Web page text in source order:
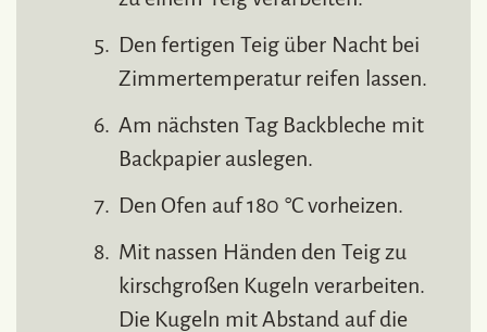
Den fertigen Teig über Nacht bei
Zimmertemperatur reifen lassen.
Am nächsten Tag Backbleche mit
Backpapier auslegen.
Den Ofen auf 180 °C vorheizen.
Mit nassen Händen den Teig zu
kirschgroßen Kugeln verarbeiten.
Die Kugeln mit Abstand auf die